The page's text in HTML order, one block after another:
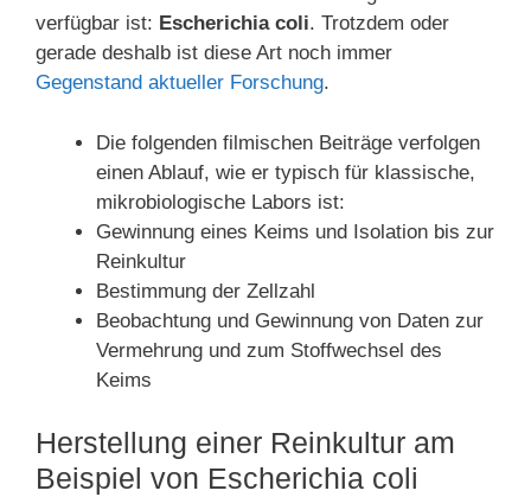
verfügbar ist: Escherichia coli. Trotzdem oder
gerade deshalb ist diese Art noch immer
Gegenstand aktueller Forschung.
Die folgenden filmischen Beiträge verfolgen
einen Ablauf, wie er typisch für klassische,
mikrobiologische Labors ist:
Gewinnung eines Keims und Isolation bis zur
Reinkultur
Bestimmung der Zellzahl
Beobachtung und Gewinnung von Daten zur
Vermehrung und zum Stoffwechsel des
Keims
Herstellung einer Reinkultur am
Beispiel von Escherichia coli